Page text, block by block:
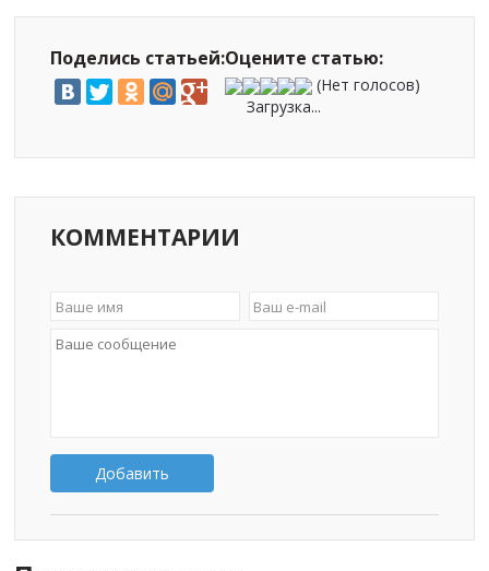
Поделись статьей:Оцените статью:
(Нет голосов)
Загрузка...
КОММЕНТАРИИ
Добавить